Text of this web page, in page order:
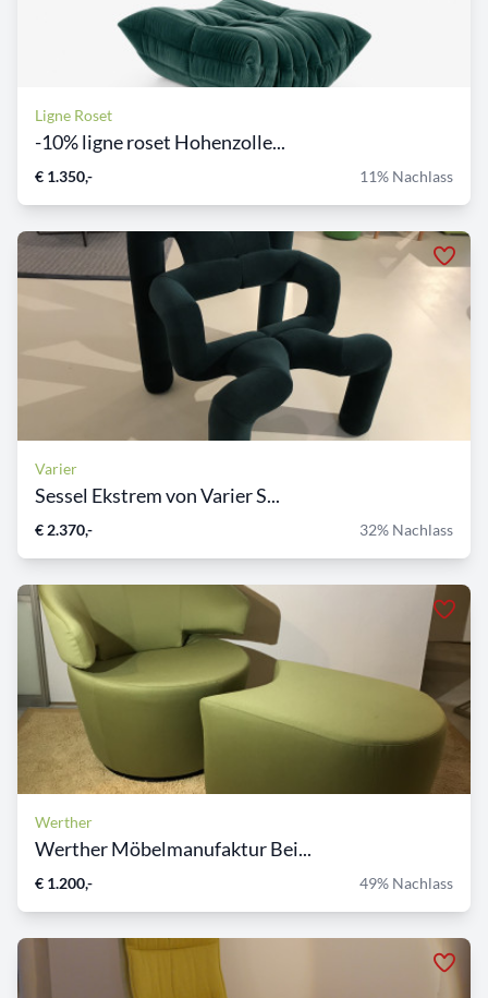
Ligne Roset
-10% ligne roset Hohenzolle...
€ 1.350,- 11% Nachlass
Varier
Sessel Ekstrem von Varier S...
€ 2.370,- 32% Nachlass
Werther
Werther Möbelmanufaktur Bei...
€ 1.200,- 49% Nachlass